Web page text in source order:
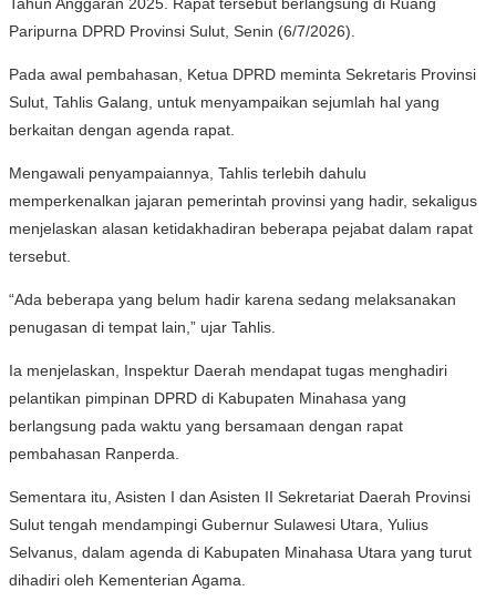
Paripurna DPRD Provinsi Sulut, Senin (6/7/2026).
Pada awal pembahasan, Ketua DPRD meminta Sekretaris Provinsi
Sulut, Tahlis Galang, untuk menyampaikan sejumlah hal yang
berkaitan dengan agenda rapat.
Mengawali penyampaiannya, Tahlis terlebih dahulu
memperkenalkan jajaran pemerintah provinsi yang hadir, sekaligus
menjelaskan alasan ketidakhadiran beberapa pejabat dalam rapat
tersebut.
“Ada beberapa yang belum hadir karena sedang melaksanakan
penugasan di tempat lain,” ujar Tahlis.
Ia menjelaskan, Inspektur Daerah mendapat tugas menghadiri
pelantikan pimpinan DPRD di Kabupaten Minahasa yang
berlangsung pada waktu yang bersamaan dengan rapat
pembahasan Ranperda.
Sementara itu, Asisten I dan Asisten II Sekretariat Daerah Provinsi
Sulut tengah mendampingi Gubernur Sulawesi Utara, Yulius
Selvanus, dalam agenda di Kabupaten Minahasa Utara yang turut
dihadiri oleh Kementerian Agama.